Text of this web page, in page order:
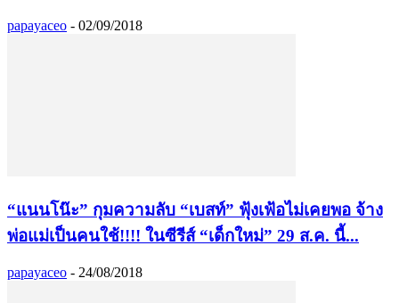
papayaceo - 02/09/2018
“แนนโน๊ะ” กุมความลับ “เบสท์” ฟุ้งเฟ้อไม่เคยพอ จ้าง
พ่อแม่เป็นคนใช้!!!! ในซีรีส์ “เด็กใหม่” 29 ส.ค. นี้...
papayaceo - 24/08/2018